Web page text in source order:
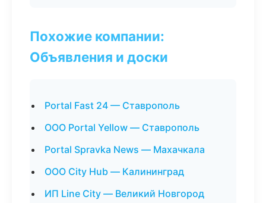
Похожие компании:
Объявления и доски
Portal Fast 24 — Ставрополь
ООО Portal Yellow — Ставрополь
Portal Spravka News — Махачкала
ООО City Hub — Калининград
ИП Line City — Великий Новгород